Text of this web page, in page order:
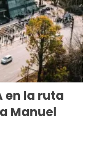
en la ruta
Manuel